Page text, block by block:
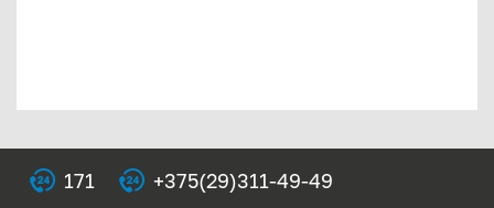
171 +375(29)311-49-49